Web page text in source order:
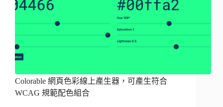
Colorable 網頁色彩線上產生器，可產生符合
WCAG 規範配色組合